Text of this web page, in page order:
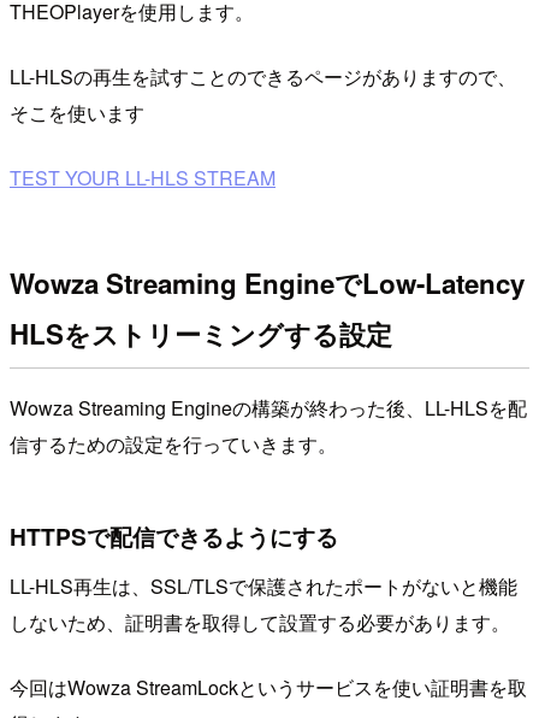
THEOPlayerを使用します。
LL-HLSの再生を試すことのできるページがありますので、
そこを使います
TEST YOUR LL-HLS STREAM
Wowza Streaming EngineでLow-Latency
HLSをストリーミングする設定
Wowza Streaming Engineの構築が終わった後、LL-HLSを配
信するための設定を行っていきます。
HTTPSで配信できるようにする
LL-HLS再生は、SSL/TLSで保護されたポートがないと機能
しないため、証明書を取得して設置する必要があります。
今回はWowza StreamLockというサービスを使い証明書を取